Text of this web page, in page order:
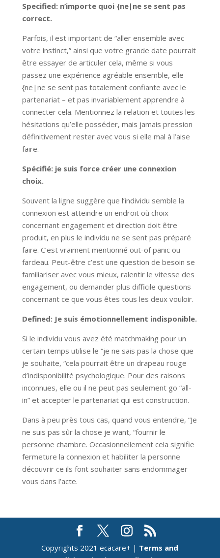
Specified: n’importe quoi {ne|ne se sent pas
correct.
Parfois, il est important de “aller ensemble avec
votre instinct,” ainsi que votre grande date pourrait
être essayer de articuler cela, même si vous
passez une expérience agréable ensemble, elle
{ne|ne se sent pas totalement confiante avec le
partenariat – et pas invariablement apprendre à
connecter cela. Mentionnez la relation et toutes les
hésitations qu’elle posséder, mais jamais pression
définitivement rester avec vous si elle mal à l’aise
faire.
Spécifié: je suis force créer une connexion
choix.
Souvent la ligne suggère que l’individu semble la
connexion est atteindre un endroit où choix
concernant engagement et direction doit être
produit, en plus le individu ne se sent pas préparé
faire. C’est vraiment mentionné out-of panic ou
fardeau. Peut-être c’est une question de besoin se
familiariser avec vous mieux, ralentir le vitesse des
engagement, ou demander plus difficile questions
concernant ce que vous êtes tous les deux vouloir.
Defined: Je suis émotionnellement indisponible.
Si le individu vous avez été matchmaking pour un
certain temps utilise le “je ne sais pas la chose que
je souhaite, “cela pourrait être un drapeau rouge
d’indisponibilité psychologique. Pour des raisons
inconnues, elle ou il ne peut pas seulement go “all-
in” et accepter le partenariat qui est construction.
Dans à peu près tous cas, quand vous entendre, “Je
ne suis pas sûr la chose je want, “fournir le
personne chambre. Occasionnellement cela signifie
fermeture la connexion et habiliter la personne
découvrir ce ils font souhaiter sans endommager
vous dans l’acte.
Copyrights 2021 ecacare+ | Terms and